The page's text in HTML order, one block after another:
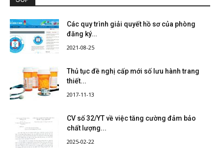
Các quy trình giải quyết hồ sơ của phòng
đăng ký...
2021-08-25
Thủ tục đề nghị cấp mới số lưu hành trang
thiết...
2017-11-13
CV số 32/YT về việc tăng cường đảm bảo
chất lượng...
2025-02-22